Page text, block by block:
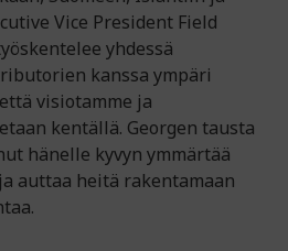
Vice President Field
yhdessä
kanssa ympäri
visiotamme ja
kentällä. Georgen tausta
hänelle kyvyn ymmärtää
auttaa heitä rakentamaan